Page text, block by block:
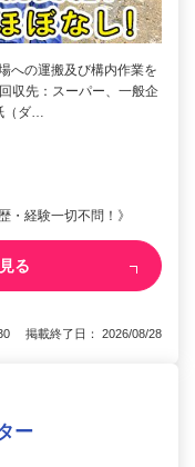
への運搬及び構内作業を
収先：スーパー、一般企
（ダ…
経験一切不問！》
る
掲載終了日： 2026/08/28
ー